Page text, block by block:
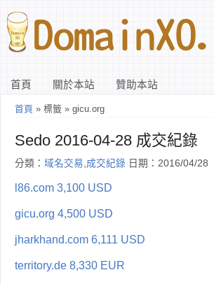
首頁 關於本站 贊助本站
首頁 » 標籤 » gicu.org
Sedo 2016-04-28 成交紀錄
分類： 域名交易,成交紀錄 日期：2016/04/28
l86.com 3,100 USD
gicu.org 4,500 USD
jharkhand.com 6,111 USD
territory.de 8,330 EUR